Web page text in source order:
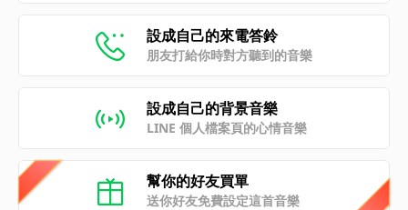
設成自己的來電答鈴
朋友打給你時對方聽到的音樂
設成自己的背景音樂
LINE 個人檔案頁的心情音樂
幫你的好友買單
送你好友免費設定這首音樂